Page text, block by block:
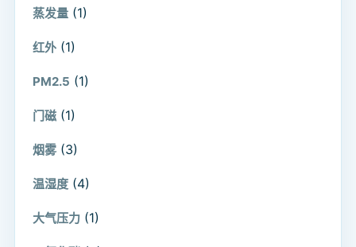
蒸发量 (1)
红外 (1)
PM2.5 (1)
门磁 (1)
烟雾 (3)
温湿度 (4)
大气压力 (1)